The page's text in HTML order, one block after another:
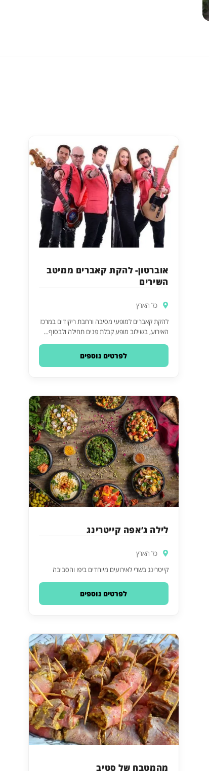
אוברטון- להקת קאברים ממיטב
השירים
כל הארץ
להקת קאברים למופעי מסיבה ורחבת ריקודים במרכז
האירוע, בשילוב מופע קבלת פנים תחילה ולבסוף…
לפרטים נוספים
לילה ג’אפה קייטרינג
כל הארץ
קייטרינג בשרי לאירועים מיוחדים ביפו והסביבה
לפרטים נוספים
מהמטבח של סטיב